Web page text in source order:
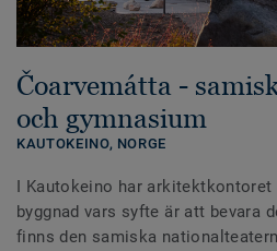
Čoarvemátta -
och gymnasium
KAUTOKEINO, NORGE
I Kautokeino har arkitektkontoret
byggnad vars syfte är att bevara
finns den samiska